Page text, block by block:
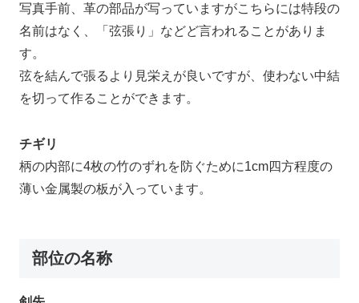
写真手前、革の部品が写っていますがこちらには特段の
名前はなく、「弦張り」などど言われることがありま
す。
弦を結んで張るより見栄えが良いですが、使わない中結
を切って作ることができます。
チギリ
柄の内部に4枚の竹のずれを防ぐために1cm四方程度の
薄い金属製の板が入っています。
部位の名称